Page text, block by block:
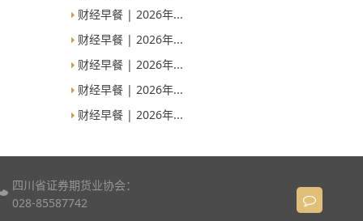
财经早餐 | 2026年...
财经早餐 | 2026年...
财经早餐 | 2026年...
财经早餐 | 2026年...
财经早餐 | 2026年...
四川省证券期货业协会：
028-85587742